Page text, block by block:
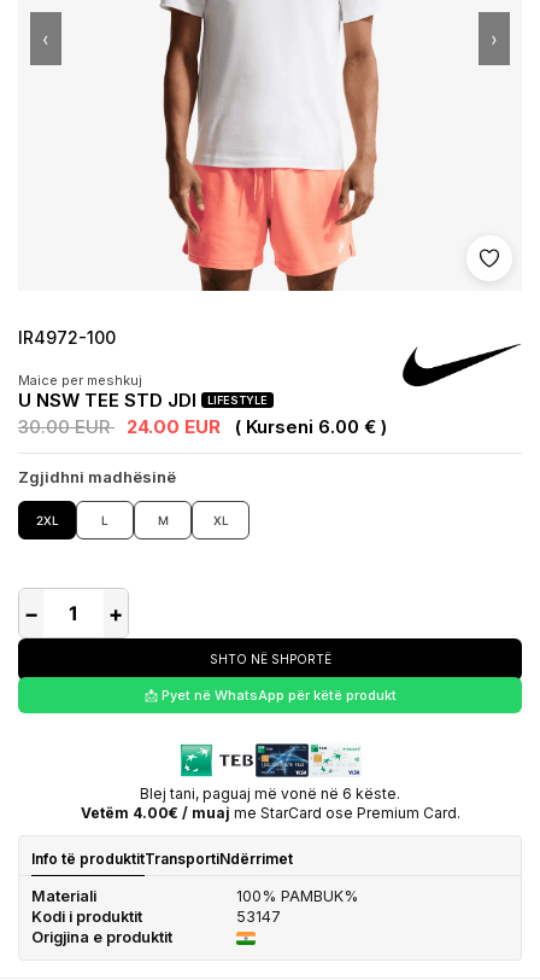
Shto
‹ ›
IR4972-100
Maice per meshkuj
U NSW TEE STD JDI LIFESTYLE
30.00 EUR 24.00 EUR ( Kurseni 6.00 € )
Zgjidhni madhësinë
2XL L M XL
− +
SHTO NË SHPORTË
📩 Pyet në WhatsApp për këtë produkt
Blej tani, paguaj më vonë në 6 këste.
Vetëm 4.00€ / muaj me StarCard ose Premium Card.
Info të produktitTransportiNdërrimet
Materiali
100% PAMBUK%
Kodi i produktit
53147
Origjina e produktit